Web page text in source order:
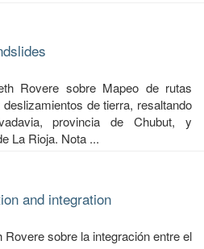
Rovere sobre Mapeo de rutas
de tierra, resaltando
provincia de Chubut, y
La Rioja. Nota ...
and integration
sobre la integración entre el